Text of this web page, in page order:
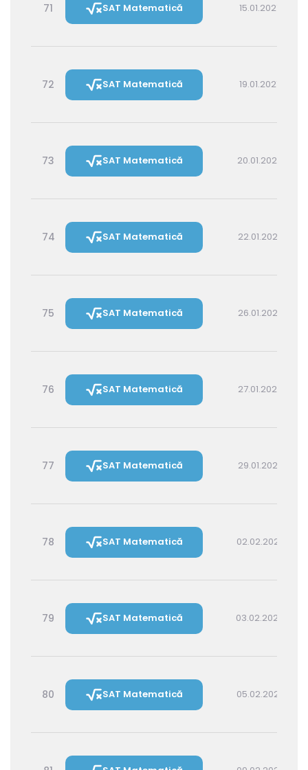
71 SAT Matematică 15.01.2027 16:00
72 SAT Matematică 19.01.2027 16:00
73 SAT Matematică 20.01.2027 14:30
74 SAT Matematică 22.01.2027 16:00
75 SAT Matematică 26.01.2027 16:00
76 SAT Matematică 27.01.2027 14:30
77 SAT Matematică 29.01.2027 16:00
78 SAT Matematică 02.02.2027 16:00
79 SAT Matematică 03.02.2027 14:30
80 SAT Matematică 05.02.2027 16:00